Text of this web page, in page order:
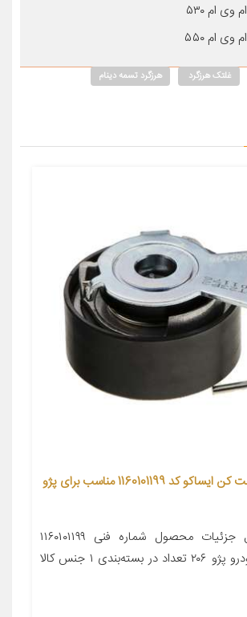
ام وی ام ۵۳۰
ام وی ام ۵۵۰
غلتک هرزگرد هرزگرد تسمه دینام
غلتک تسمه سفت کن ایساکو کد 1160101199 مناسب برای پژو
معرفی محصول جزئیات محصول شماره فنی ۱۱۶۰۱۰۱۱۹۹
مناسب برای خودرو پژو ۲۰۶ تعداد در بسته‌بندی ۱ جنس کالا